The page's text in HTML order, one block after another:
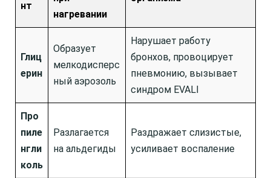
нт
нагревании
Глиц
ерин
Образует
мелкодисперс
ный аэрозоль
Нарушает работу
бронхов, провоцирует
пневмонию, вызывает
синдром EVALI
Про
пиле
нгли
коль
Разлагается
на альдегиды
Раздражает слизистые,
усиливает воспаление